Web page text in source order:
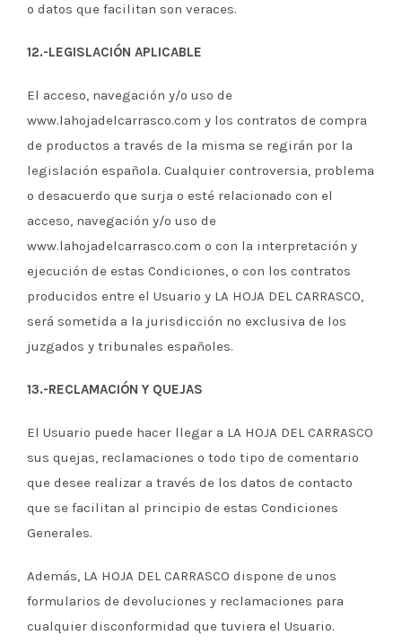
o datos que facilitan son veraces.
12.-LEGISLACIÓN APLICABLE
El acceso, navegación y/o uso de
www.lahojadelcarrasco.com y los contratos de compra
de productos a través de la misma se regirán por la
legislación española. Cualquier controversia, problema
o desacuerdo que surja o esté relacionado con el
acceso, navegación y/o uso de
www.lahojadelcarrasco.com o con la interpretación y
ejecución de estas Condiciones, o con los contratos
producidos entre el Usuario y LA HOJA DEL CARRASCO,
será sometida a la jurisdicción no exclusiva de los
juzgados y tribunales españoles.
13.-RECLAMACIÓN Y QUEJAS
El Usuario puede hacer llegar a LA HOJA DEL CARRASCO
sus quejas, reclamaciones o todo tipo de comentario
que desee realizar a través de los datos de contacto
que se facilitan al principio de estas Condiciones
Generales.
Además, LA HOJA DEL CARRASCO dispone de unos
formularios de devoluciones y reclamaciones para
cualquier disconformidad que tuviera el Usuario.